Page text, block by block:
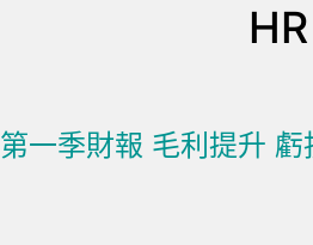
HR
一季財報 毛利提升